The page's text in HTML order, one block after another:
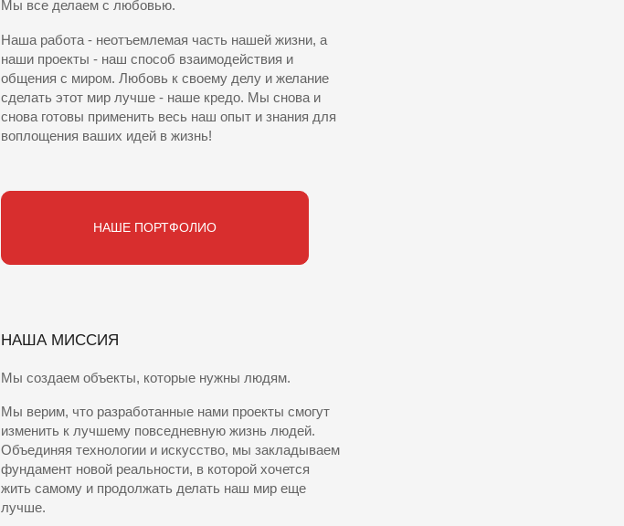
Мы все делаем с любовью.
Наша работа - неотъемлемая часть нашей жизни, а
наши проекты - наш способ взаимодействия и
общения с миром. Любовь к своему делу и желание
сделать этот мир лучше - наше кредо. Мы снова и
снова готовы применить весь наш опыт и знания для
воплощения ваших идей в жизнь!
НАШЕ ПОРТФОЛИО
НАША МИССИЯ
Мы создаем объекты, которые нужны людям.
Мы верим, что разработанные нами проекты смогут
изменить к лучшему повседневную жизнь людей.
Объединяя технологии и искусство, мы закладываем
фундамент новой реальности, в которой хочется
жить самому и продолжать делать наш мир еще
лучше.